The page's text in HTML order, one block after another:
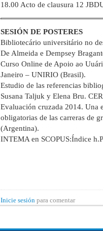
18.00 Acto de clausura 12
SESIÓN DE POSTERES
Bibliotecário universitário no
De Almeida e Dempsey
Curso Online de Apoio ao
Janeiro – UNIRIO (Brasil).
Estudio de las referencias
Susana Taljuk y Elena Bru.
Evaluación cruzada 2014. Una
obligatorias de las carreras de
(Argentina).
INTEMA en SCOPUS:Índice
Inicie sesión para comentar